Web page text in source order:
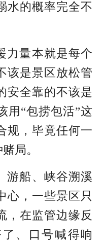
水的概率完全不
力量本就是每个
该是景区放松管
安全靠的不该是
用“包捞包活”这
规，毕竟任何一
局。
游船、峡谷溯溪
心，一些景区只
，在监管边缘反
、口号喊得响